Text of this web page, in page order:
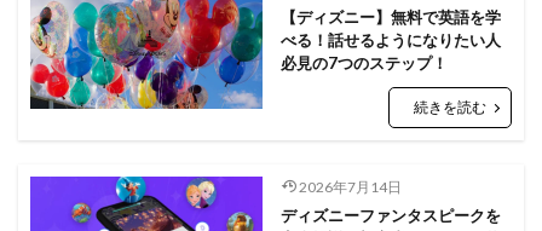
【ディズニー】無料で英語を学
べる！話せるようになりたい人
必見の7つのステップ！
続きを読む
2026年7月14日
ディズニーファンタスピークを